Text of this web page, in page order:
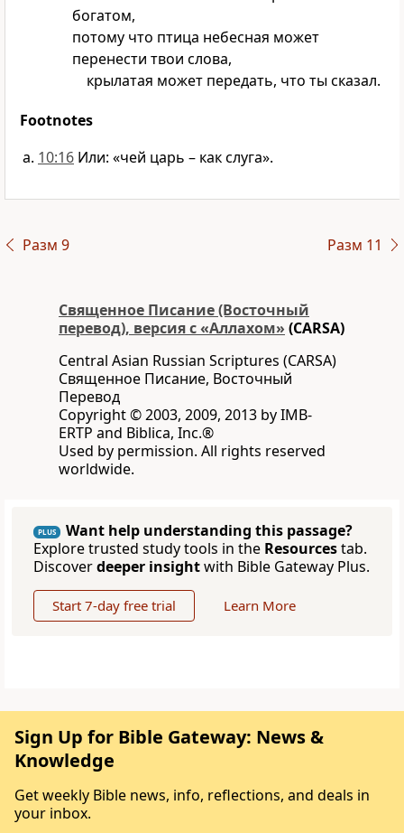
богатом,
потому что птица небесная может
перенести твои слова,
крылатая может передать, что ты сказал.
Footnotes
10:16 Или: «чей царь – как слуга».
Разм 9 Разм 11
Священное Писание (Восточный
перевод), версия с «Аллахом» (CARSA)
Central Asian Russian Scriptures (CARSA)
Священное Писание, Восточный
Перевод
Copyright © 2003, 2009, 2013 by IMB-
ERTP and Biblica, Inc.®
Used by permission. All rights reserved
worldwide.
PLUS
Want help understanding this passage?
Explore trusted study tools in the Resourcestab.
Discoverdeeper insightwith Bible Gateway Plus.
Start 7-day free trial Learn More
Sign Up for Bible Gateway: News &
Knowledge
Get weekly Bible news, info, reflections, and deals in
your inbox.